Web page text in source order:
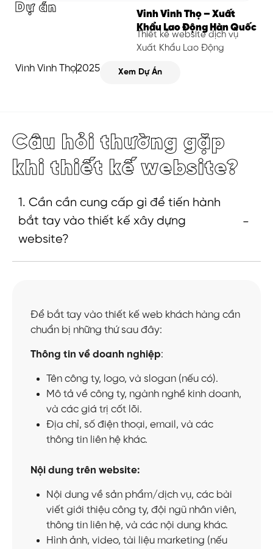
Dự án
Vinh Vinh Thọ – Xuất
Khẩu Lao Động Hàn Quốc
Thiết kế website dịch vụ
Xuất Khẩu Lao Động
Vinh Vinh Thọ2025 Xem Dự Án
Câu hỏi thường gặp
khi thiết kế website?
1. Cần cần cung cấp gì để tiến hành
bắt tay vào thiết kế xây dựng
website?
Để bắt tay vào thiết kế web khách hàng cần
chuẩn bị những thứ sau đây:
Thông tin về doanh nghiệp:
Tên công ty, logo, và slogan (nếu có).
Mô tả về công ty, ngành nghề kinh doanh,
và các giá trị cốt lõi.
Địa chỉ, số điện thoại, email, và các
thông tin liên hệ khác.
Nội dung trên website:
Nội dung về sản phẩm/dịch vụ, các bài
viết giới thiệu công ty, đội ngũ nhân viên,
thông tin liên hệ, và các nội dung khác.
Hình ảnh, video, tài liệu marketing (nếu